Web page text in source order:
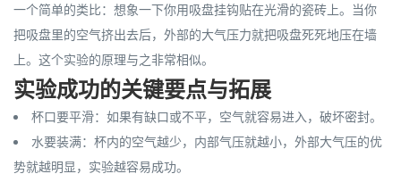
一个简单的类比：想象一下你用吸盘挂钩贴在光滑的瓷砖上。当你
把吸盘里的空气挤出去后，外部的大气压力就把吸盘死死地压在墙
上。这个实验的原理与之非常相似。
实验成功的关键要点与拓展
杯口要平滑：如果有缺口或不平，空气就容易进入，破坏密封。
水要装满：杯内的空气越少，内部气压就越小，外部大气压的优
势就越明显，实验越容易成功。